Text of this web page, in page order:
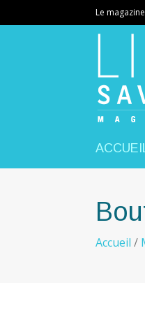
Le
Accueil /